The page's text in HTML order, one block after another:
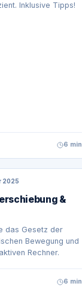
Inklusive Tipps!
6 min
2025
&
das Gesetz der
Bewegung und
Rechner.
6 min